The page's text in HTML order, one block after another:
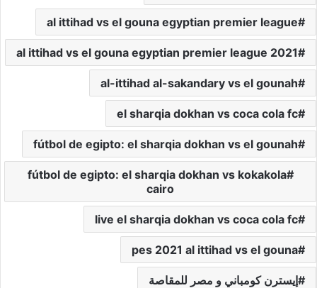
al ittihad vs el gouna egyptian premier league
al ittihad vs el gouna egyptian premier league 2021
al-ittihad al-sakandary vs el gounah
el sharqia dokhan vs coca cola fc
fútbol de egipto: el sharqia dokhan vs el gounah
fútbol de egipto: el sharqia dokhan vs kokakola
cairo
live el sharqia dokhan vs coca cola fc
pes 2021 al ittihad vs el gouna
إيسترن كومباني و مصر للمقاصة